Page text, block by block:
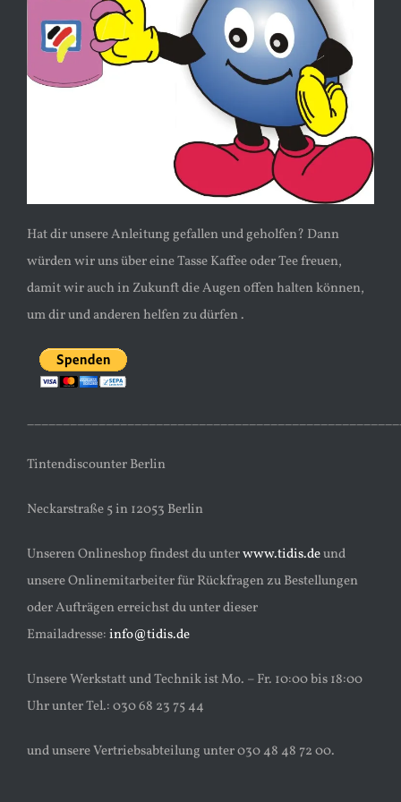
Hat dir unsere Anleitung gefallen und geholfen? Dann
würden wir uns über eine Tasse Kaffee oder Tee freuen,
damit wir auch in Zukunft die Augen offen halten können,
um dir und anderen helfen zu dürfen .
Tintendiscounter Berlin
Neckarstraße 5 in 12053 Berlin
Unseren Onlineshop findest du unterwww.tidis.deund
unsere Onlinemitarbeiter für Rückfragen zu Bestellungen
oder Aufträgen erreichst du unter dieser
Emailadresse:info@tidis.de
Unsere Werkstatt und Technik ist Mo. – Fr. 10:00 bis 18:00
Uhr unter Tel.: 030 68 23 75 44
und unsere Vertriebsabteilung unter 030 48 48 72 00.